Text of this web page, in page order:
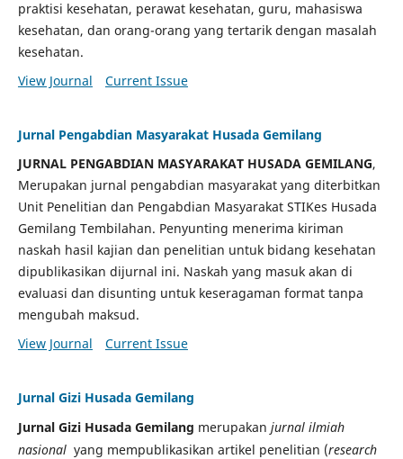
praktisi kesehatan, perawat kesehatan, guru, mahasiswa
kesehatan, dan orang-orang yang tertarik dengan masalah
kesehatan.
View Journal
Current Issue
Jurnal Pengabdian Masyarakat Husada Gemilang
JURNAL PENGABDIAN MASYARAKAT HUSADA GEMILANG,
Merupakan jurnal pengabdian masyarakat yang diterbitkan
Unit Penelitian dan Pengabdian Masyarakat STIKes Husada
Gemilang Tembilahan. Penyunting menerima kiriman
naskah hasil kajian dan penelitian untuk bidang kesehatan
dipublikasikan dijurnal ini. Naskah yang masuk akan di
evaluasi dan disunting untuk keseragaman format tanpa
mengubah maksud.
View Journal
Current Issue
Jurnal Gizi Husada Gemilang
Jurnal Gizi Husada Gemilang merupakan jurnal ilmiah
nasionalyang mempublikasikan artikel penelitian (research